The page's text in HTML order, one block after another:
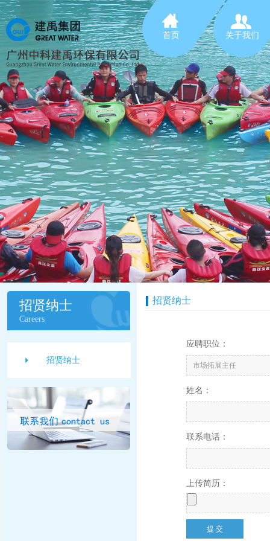
首页 关于我们
招贤纳士
Careers
招贤纳士
招贤纳士
应聘职位：
姓名：
联系电话：
上传简历：